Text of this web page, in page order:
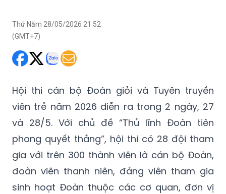
Thứ Năm 28/05/2026 21:52
(GMT+7)
Hội thi cán bộ Đoàn giỏi và Tuyên truyền
viên trẻ năm 2026 diễn ra trong 2 ngày, 27
và 28/5. Với chủ đề “Thủ lĩnh Đoàn tiên
phong quyết thắng”, hội thi có 28 đội tham
gia với trên 300 thành viên là cán bộ Đoàn,
đoàn viên thanh niên, đảng viên tham gia
sinh hoạt Đoàn thuộc các cơ quan, đơn vị